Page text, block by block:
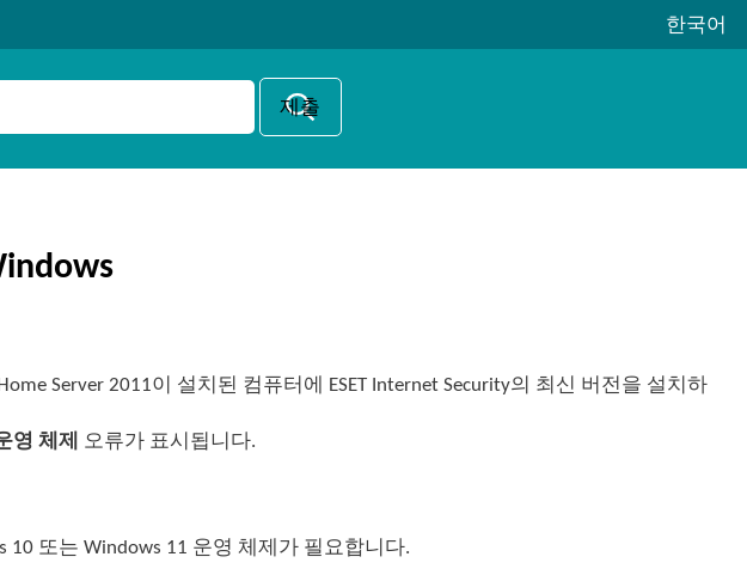
한국어
Server 2011이 설치된 컴퓨터에 ESET Internet Security의 최신 버전을 설치하
영 체제 오류가 표시됩니다.
10 또는 Windows 11 운영 체제가 필요합니다.